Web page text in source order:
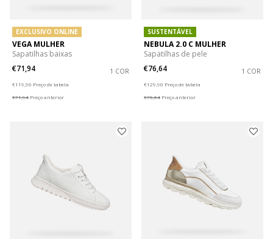
EXCLUSIVO ONLINE
VEGA MULHER
Sapatilhas baixas
€71,94
1 COR
€119,90 Preço de tabela
€71,94 Preço anterior
SUSTENTÁVEL
NEBULA 2.0 C MULHER
Sapatilhas de pele
€76,64
1 COR
€129,90 Preço de tabela
€76,64 Preço anterior